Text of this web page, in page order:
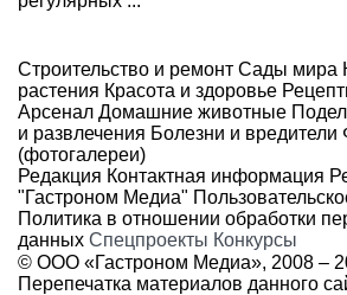
Строительство и ремонт Сады мира
растения Красота и здоровье
Арсенал Домашние животные
и развлечения Болезни и вредители
(фотогалереи)
Редакция Контактная информация
"Гастроном Медиа"
Политика в отношении обработки
данных Спецпроекты Конкурсы
© ООО «Гастроном Медиа», 2008 –
Перепечатка материалов данного